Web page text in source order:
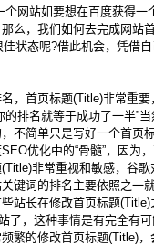
网站如要想在百度获得一
么，我们如何去完成网站
状态呢?借此机会，凭借
首页标题(Title)非常重要
的排名就等于成功了一半”
不简单只是写好一个首页
优化中的“骨髓”，因为
非常重视和敏感，谷
键词的排名主要依照之一
站长在修改首页标题
了，这种事情是有完全有
繁的修改首页标题(Title)